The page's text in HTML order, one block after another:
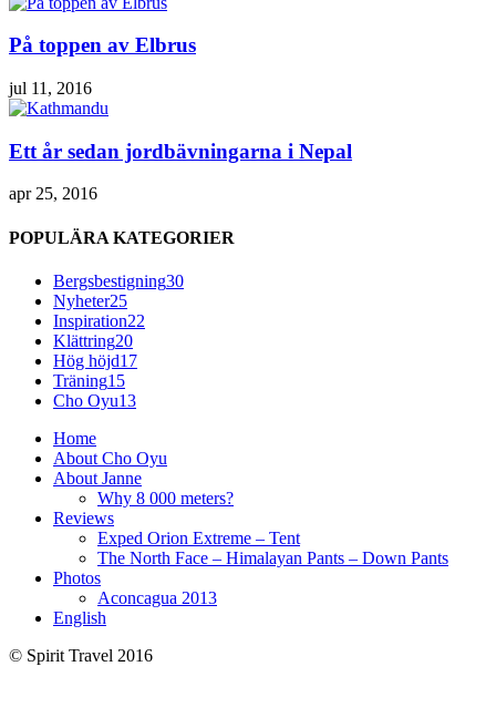
På toppen av Elbrus
jul 11, 2016
Ett år sedan jordbävningarna i Nepal
apr 25, 2016
POPULÄRA KATEGORIER
Bergsbestigning30
Nyheter25
Inspiration22
Klättring20
Hög höjd17
Träning15
Cho Oyu13
Home
About Cho Oyu
About Janne
Why 8 000 meters?
Reviews
Exped Orion Extreme – Tent
The North Face – Himalayan Pants – Down Pants
Photos
Aconcagua 2013
English
© Spirit Travel 2016